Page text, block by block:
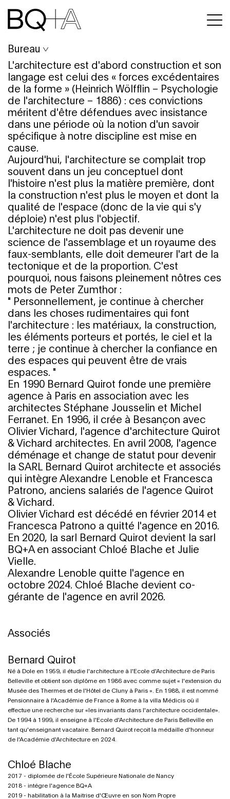
Bureau
L'architecture est d'abord construction et son
langage est celui des « forces excédentaires
de la forme » (Heinrich Wölfflin – Psychologie
de l'architecture – 1886) : ces convictions
méritent d'être défendues avec insistance
dans une période où la notion d'un savoir
spécifique à notre discipline est mise en
cause.
Aujourd'hui, l'architecture se complait trop
souvent dans un jeu conceptuel dont
l'histoire n'est plus la matière première, dont
la construction n'est plus le moyen et dont la
qualité de l'espace (donc de la vie qui s'y
déploie) n'est plus l'objectif.
L'architecture ne doit pas devenir une
science de l'assemblage et un royaume des
faux-semblants, elle doit demeurer l'art de la
tectonique et de la proportion. C'est
pourquoi, nous faisons pleinement nôtres ces
mots de Peter Zumthor :
" Personnellement, je continue à chercher
dans les choses rudimentaires qui font
l'architecture : les matériaux, la construction,
les éléments porteurs et portés, le ciel et la
terre ; je continue à chercher la confiance en
des espaces qui peuvent être de vrais
espaces. "
En 1990 Bernard Quirot fonde une première
agence à Paris en association avec les
architectes Stéphane Jousselin et Michel
Ferranet. En 1996, il crée à Besançon avec
Olivier Vichard, l'agence d'architecture Quirot
& Vichard architectes. En avril 2008, l'agence
déménage et change de statut pour devenir
la SARL Bernard Quirot architecte et associés
qui intègre Alexandre Lenoble et Francesca
Patrono, anciens salariés de l'agence Quirot
& Vichard.
Olivier Vichard est décédé en février 2014 et
Francesca Patrono a quitté l'agence en 2016.
En 2020, la sarl Bernard Quirot devient la sarl
BQ+A en associant Chloé Blache et Julie
Vielle.
Alexandre Lenoble quitte l'agence en
octobre 2024. Chloé Blache devient co-
gérante de l'agence en avril 2026.
Associés
Bernard Quirot
Né à Dole en 1959, il étudie l'architecture à l'Ecole d'Architecture de Paris
Belleville et obtient son diplôme en 1986 avec comme sujet « l'extension du
Musée des Thermes et de l'Hôtel de Cluny à Paris ». En 1988, il est nommé
Pensionnaire à l'Académie de France à Rome à la villa Médicis où il
effectue une recherche sur «les invariants dans l'architecture occidentale».
De 1994 à 1999, il enseigne à l'Ecole d'Architecture de Paris Belleville en
tant qu'enseignant vacataire. Bernard Quirot reçoit la médaille d'honneur
de l'Académie d'Architecture en 2024.
Chloé Blache
2017 - diplomée de l'École Supérieure Nationale de Nancy
2018 - intégre l'agence BQ+A
2019 - habilitation à la Maitrise d'Œuvre en son Nom Propre